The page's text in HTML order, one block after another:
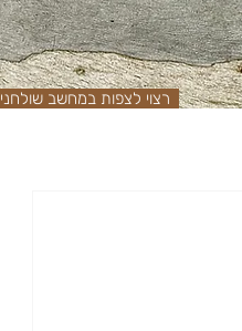
רצוי לצפות במחשב שולחני